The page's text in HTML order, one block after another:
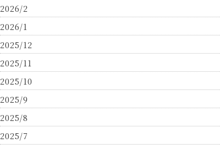
2026/2
2026/1
2025/12
2025/11
2025/10
2025/9
2025/8
2025/7